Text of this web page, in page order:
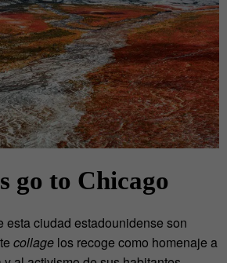
go to Chicago
esta ciudad estadounidense son
collage los recoge como homenaje a